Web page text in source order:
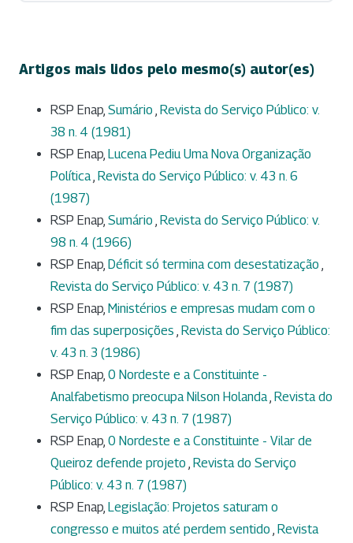
Artigos mais lidos pelo mesmo(s) autor(es)
RSP Enap, Sumário , Revista do Serviço Público: v.
38 n. 4 (1981)
RSP Enap, Lucena Pediu Uma Nova Organização
Política, Revista do Serviço Público: v. 43 n. 6
(1987)
RSP Enap, Sumário , Revista do Serviço Público: v.
98 n. 4 (1966)
RSP Enap, Déficit só termina com desestatização ,
Revista do Serviço Público: v. 43 n. 7 (1987)
RSP Enap, Ministérios e empresas mudam com o
fim das superposições , Revista do Serviço Público:
v. 43 n. 3 (1986)
RSP Enap, 0 Nordeste e a Constituinte -
Analfabetismo preocupa Nilson Holanda, Revista do
Serviço Público: v. 43 n. 7 (1987)
RSP Enap, 0 Nordeste e a Constituinte - Vilar de
Queiroz defende projeto , Revista do Serviço
Público: v. 43 n. 7 (1987)
RSP Enap, Legislação: Projetos saturam o
congresso e muitos até perdem sentido , Revista